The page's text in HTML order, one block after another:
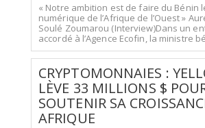
« Notre ambition est de faire du Bénin
numérique de l’Afrique de l’Ouest »
Soulé Zoumarou (Interview)Dans un
accordé à l’Agence Ecofin, la ministre
CRYPTOMONNAIES :
LÈVE 33 MILLIONS $
SOUTENIR SA
AFRIQUE